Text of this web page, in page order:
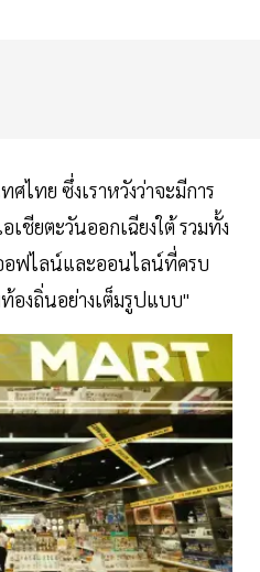
ไทย ซึ่งเราหวังว่าจะมีการ
ชียตะวันออกเฉียงใต้ รวมทั้ง
อฟไลน์และออนไลน์ที่ครบ
องถิ่นอย่างเต็มรูปแบบ"